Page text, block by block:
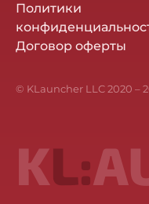
Политики
Договор оферты
© KLauncher LLC 2020 –
KL: